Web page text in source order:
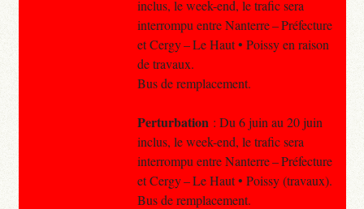
inclus, le week-end, le trafic sera
interrompu entre Nanterre – Préfecture
et Cergy – Le Haut • Poissy en raison
de travaux.
Bus de remplacement.
Perturbation : Du 6 juin au 20 juin
inclus, le week-end, le trafic sera
interrompu entre Nanterre – Préfecture
et Cergy – Le Haut • Poissy (travaux).
Bus de remplacement.